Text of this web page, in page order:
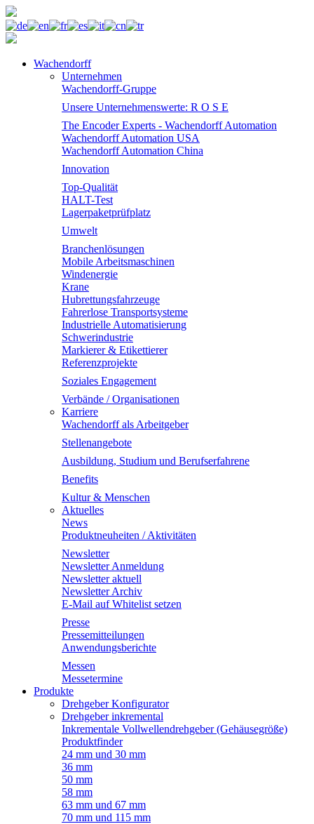
Wachendorff
Unternehmen
Wachendorff-Gruppe
Unsere Unternehmenswerte: R O S E
The Encoder Experts - Wachendorff Automation
Wachendorff Automation USA
Wachendorff Automation China
Innovation
Top-Qualität
HALT-Test
Lagerpaketprüfplatz
Umwelt
Branchenlösungen
Mobile Arbeitsmaschinen
Windenergie
Krane
Hubrettungsfahrzeuge
Fahrerlose Transportsysteme
Industrielle Automatisierung
Schwerindustrie
Markierer & Etikettierer
Referenzprojekte
Soziales Engagement
Verbände / Organisationen
Karriere
Wachendorff als Arbeitgeber
Stellenangebote
Ausbildung, Studium und Berufserfahrene
Benefits
Kultur & Menschen
Aktuelles
News
Produktneuheiten / Aktivitäten
Newsletter
Newsletter Anmeldung
Newsletter aktuell
Newsletter Archiv
E-Mail auf Whitelist setzen
Presse
Pressemitteilungen
Anwendungsberichte
Messen
Messetermine
Produkte
Drehgeber Konfigurator
Drehgeber inkremental
Inkrementale Vollwellendrehgeber (Gehäusegröße)
Produktfinder
24 mm und 30 mm
36 mm
50 mm
58 mm
63 mm und 67 mm
70 mm und 115 mm